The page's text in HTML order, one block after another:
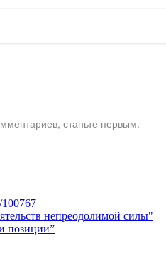
станьте первым.
непреодолимой силы"
позиции”